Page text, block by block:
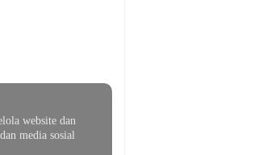
website dan
media sosial